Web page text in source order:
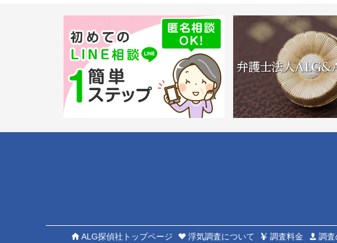
ALG探偵社トップページ 浮気調査について 調査料金 調査